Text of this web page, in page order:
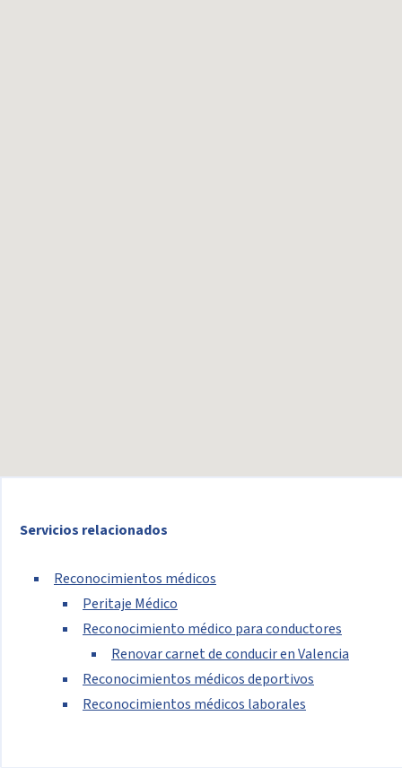
Servicios relacionados
Reconocimientos médicos
Peritaje Médico
Reconocimiento médico para conductores
Renovar carnet de conducir en Valencia
Reconocimientos médicos deportivos
Reconocimientos médicos laborales